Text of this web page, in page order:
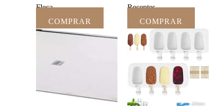
Fleca
COMPRAR
Receptes
COMPRAR